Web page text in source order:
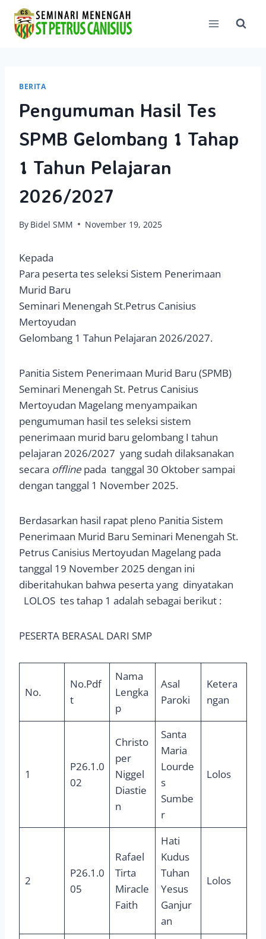
content
BERITA
Pengumuman Hasil Tes
SPMB Gelombang 1 Tahap
1 Tahun Pelajaran
2026/2027
By Bidel SMM November 19, 2025
Kepada
Para peserta tes seleksi Sistem Penerimaan
Murid Baru
Seminari Menengah St.Petrus Canisius
Mertoyudan
Gelombang 1 Tahun Pelajaran 2026/2027.
Panitia Sistem Penerimaan Murid Baru (SPMB)
Seminari Menengah St. Petrus Canisius
Mertoyudan Magelang menyampaikan
pengumuman hasil tes seleksi sistem
penerimaan murid baru gelombang I tahun
pelajaran 2026/2027 yang sudah dilaksanakan
secara offline pada tanggal 30 Oktober sampai
dengan tanggal 1 November 2025.
Berdasarkan hasil rapat pleno Panitia Sistem
Penerimaan Murid Baru Seminari Menengah St.
Petrus Canisius Mertoyudan Magelang pada
tanggal 19 November 2025 dengan ini
diberitahukan bahwa peserta yang dinyatakan
LOLOS tes tahap 1 adalah sebagai berikut :
PESERTA BERASAL DARI SMP
No.
No.Pdf
t
Nama
Lengka
p
Asal
Paroki
Ketera
ngan
1
P26.1.0
02
Christo
per
Niggel
Diastie
n
Santa
Maria
Lourde
s
Sumbe
r
Lolos
2
P26.1.0
05
Rafael
Tirta
Miracle
Faith
Hati
Kudus
Tuhan
Yesus
Ganjur
an
Lolos